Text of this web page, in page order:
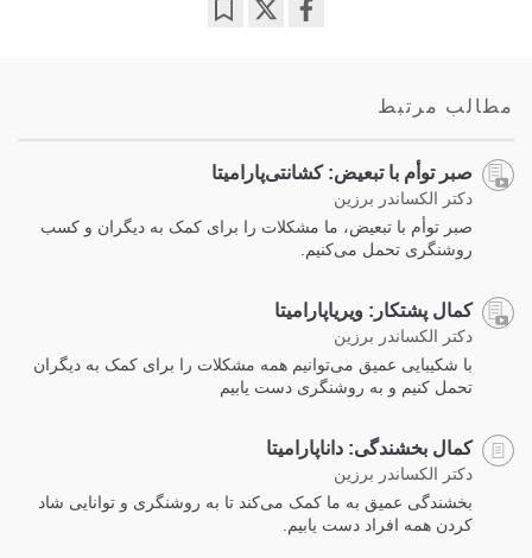
مطالب مرتبط
صبر توأم با تبعیض: کشانتی‌پارامیتا
دکتر الکساندر برزین
صبر توأم با تبعیض، ما مشکلات را برای کمک به دیگران و کسب
روشنگری تحمل می‌کنیم.
کمال پشتکار: ویریاپارامیتا
دکتر الکساندر برزین
با شکیبایی عمیق می‌توانیم همه مشکلات را برای کمک به دیگران
تحمل کنیم و به روشنگری دست یابیم
کمال بخشندگی: داناپارامیتا
دکتر الکساندر برزین
بخشندگی عمیق به ما کمک می‌کند تا به روشنگری و توانایی شاد
کردن همه افراد دست یابیم.